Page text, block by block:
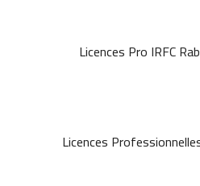
Licences Pro IRFC
Licences